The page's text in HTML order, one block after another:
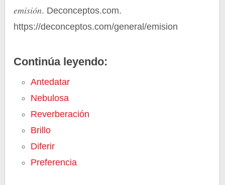
emisión. Deconceptos.com.
https://deconceptos.com/general/emision
Continúa leyendo:
Antedatar
Nebulosa
Reverberación
Brillo
Diferir
Preferencia